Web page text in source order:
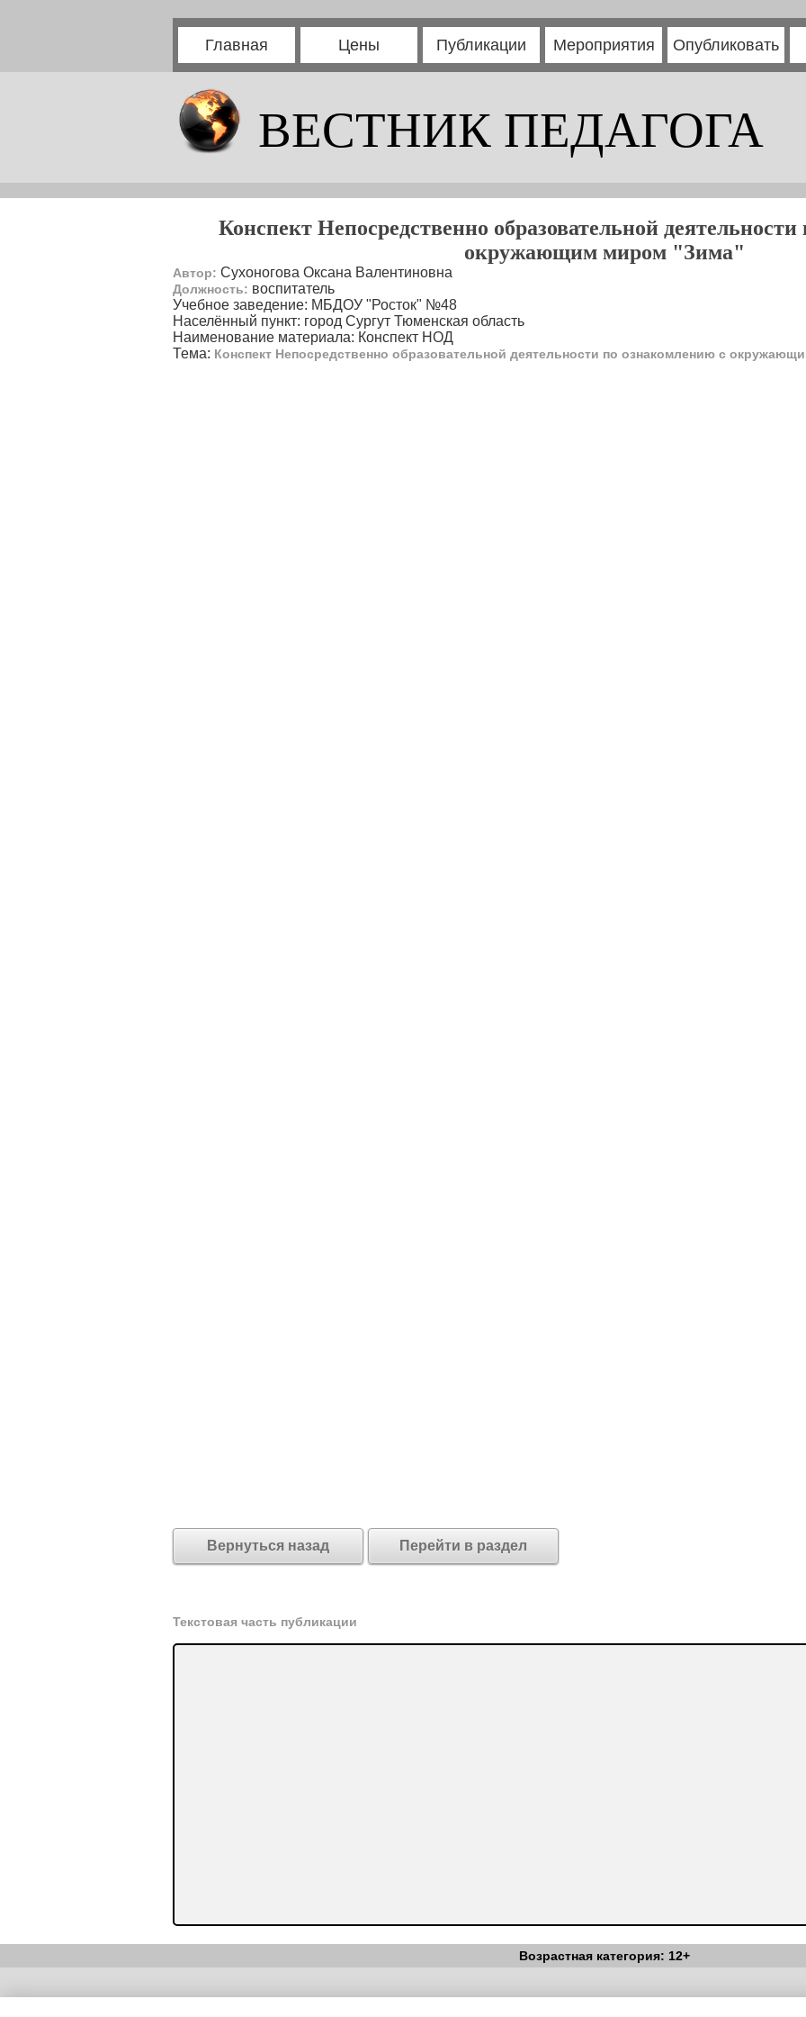
Главная Цены Публикации Мероприятия Опубликовать
ВЕСТНИК ПЕДАГОГА
Конспект Непосредственно образовательной
окружающим миром "Зима"
Автор: Сухоногова Оксана Валентиновна
Должность: воспитатель
Учебное заведение: МБДОУ "Росток" №48
Населённый пункт: город Сургут Тюменская область
Наименование материала: Конспект НОД
Тема: Конспект Непосредственно образовательной деятельности по ознакомлению с
Вернуться назад Перейти в раздел
Текстовая часть публикации
Возрастная категория: 12+
Copyright (c) |Вестник Педагога|Об издании|Условия|Политика